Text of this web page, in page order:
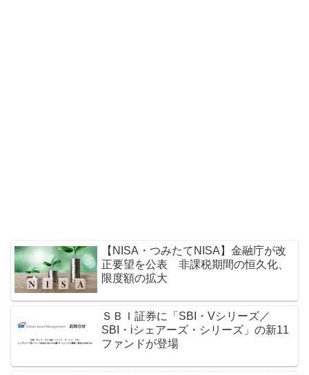
【NISA・つみたてNISA】金融庁が改
正要望を公表 非課税期間の恒久化、
限度額の拡大
ＳＢＩ証券に「SBI・Vシリーズ／
SBI・iシェアーズ・シリーズ」の新11
ファンドが登場